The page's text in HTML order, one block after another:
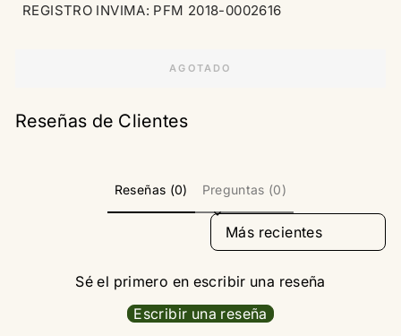
REGISTRO INVIMA: PFM 2018-0002616
AGOTADO
Reseñas de Clientes
Reseñas (0) Preguntas (0)
SORT REVIEWS BY
Sé el primero en escribir una reseña
Escribir una reseña